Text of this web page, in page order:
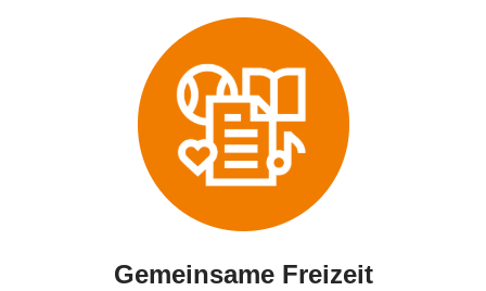
Gemeinsame Freizeit